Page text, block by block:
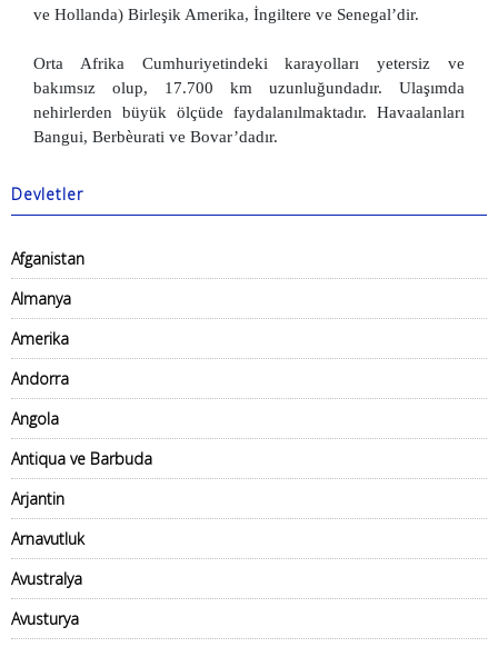
ve Hollanda) Birleşik Amerika, İngiltere ve Senegal’dir.
Orta Afrika Cumhuriyetindeki karayolları yetersiz ve
bakımsız olup, 17.700 km uzunluğundadır. Ulaşımda
nehirlerden büyük ölçüde faydalanılmaktadır. Havaalanları
Bangui, Berbèurati ve Bovar’dadır.
Devletler
Afganistan
Almanya
Amerika
Andorra
Angola
Antiqua ve Barbuda
Arjantin
Arnavutluk
Avustralya
Avusturya